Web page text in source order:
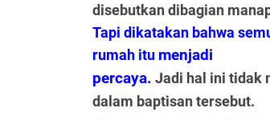
disebutkan dibagian
Tapi dikatakan bahwa
rumah itu menjadi
percaya. Jadi hal ini tidak
dalam baptisan tersebut.